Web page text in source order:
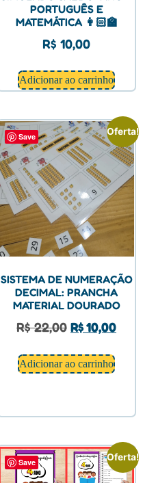
PORTUGUÊS E
MATEMÁTICA 👩🏻‍🏫
R$ 10,00
Adicionar ao carrinho
Save Oferta!
SISTEMA DE NUMERAÇÃO
DECIMAL: PRANCHA
MATERIAL DOURADO
R$22,00 R$10,00
Adicionar ao carrinho
Save Oferta!